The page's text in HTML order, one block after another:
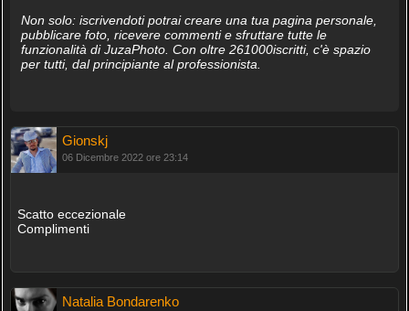
Non solo: iscrivendoti potrai creare una tua pagina personale,
pubblicare foto, ricevere commenti e sfruttare tutte le
funzionalità di JuzaPhoto. Con oltre 261000iscritti, c'è spazio
per tutti, dal principiante al professionista.
Gionskj
06 Dicembre 2022 ore 23:14
Scatto eccezionale
Complimenti
Natalia Bondarenko